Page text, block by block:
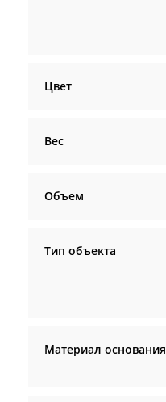
Цвет
Вес
Объем
Тип объекта
Материал основания